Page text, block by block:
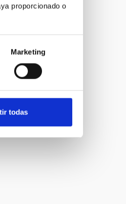
proporcionado o
Marketing
todas